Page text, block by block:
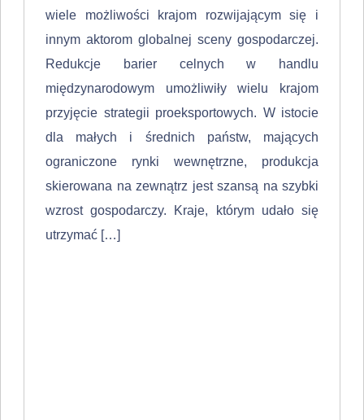
wiele możliwości krajom roz­wijającym się i
innym aktorom globalnej sceny gospodarczej.
Redukcje barier celnych w handlu
międzynarodowym umożliwiły wielu krajom
przyjęcie stra­tegii proeksportowych. W istocie
dla małych i średnich państw, mających
ograniczone rynki wewnętrzne, produkcja
skierowana na zewnątrz jest szansą na szybki
wzrost gospodarczy. Kraje, którym udało się
utrzymać […]